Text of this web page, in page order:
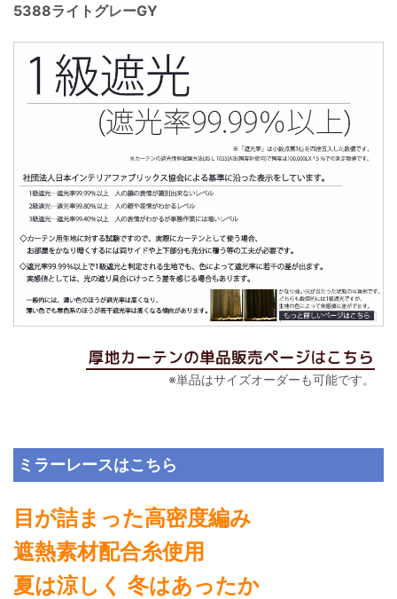
5388ライトグレーGY
※単品はサイズオーダーも可能です。
ミラーレースはこちら
目が詰まった高密度編み
遮熱素材配合糸使用
夏は涼しく 冬はあったか